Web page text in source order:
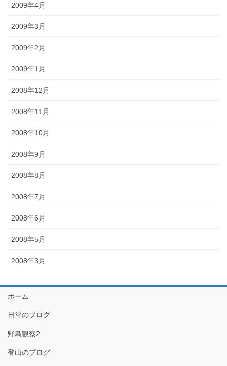
2009年4月
2009年3月
2009年2月
2009年1月
2008年12月
2008年11月
2008年10月
2008年9月
2008年8月
2008年7月
2008年6月
2008年5月
2008年3月
ホーム
日常のブログ
野鳥観察2
登山のブログ